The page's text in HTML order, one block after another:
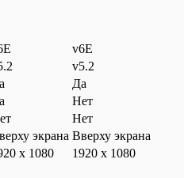
v6E
v5.2
Да
Нет
Нет
экрана Вверху экрана
x 1080
1920 x 1080